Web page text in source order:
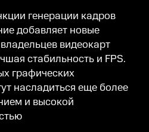
генерации кадров
добавляет новые
видеокарт
стабильность и FPS.
графических
насладиться еще более
и высокой